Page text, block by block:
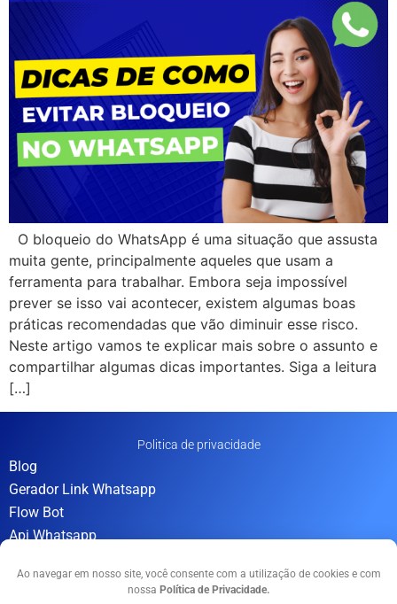
O bloqueio do WhatsApp é uma situação que assusta
muita gente, principalmente aqueles que usam a
ferramenta para trabalhar. Embora seja impossível
prever se isso vai acontecer, existem algumas boas
práticas recomendadas que vão diminuir esse risco.
Neste artigo vamos te explicar mais sobre o assunto e
compartilhar algumas dicas importantes. Siga a leitura
[…]
Politica de privacidade
Blog
Gerador Link Whatsapp
Flow Bot
Api Whatsapp
Ao navegar em nosso site, você consente com a utilização de cookies e com
nossa ​ Política de Privacidade.